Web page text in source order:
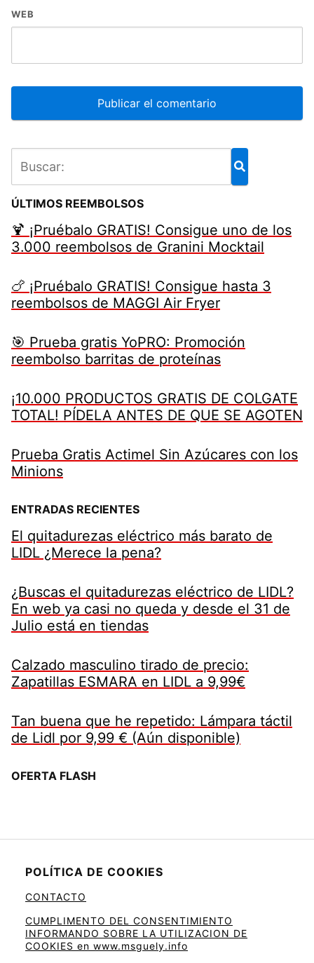
WEB
ÚLTIMOS REEMBOLSOS
🍹 ¡Pruébalo GRATIS! Consigue uno de los
3.000 reembolsos de Granini Mocktail
🍗 ¡Pruébalo GRATIS! Consigue hasta 3
reembolsos de MAGGI Air Fryer
🎯 Prueba gratis YoPRO: Promoción
reembolso barritas de proteínas
¡10.000 PRODUCTOS GRATIS DE COLGATE
TOTAL! PÍDELA ANTES DE QUE SE AGOTEN
Prueba Gratis Actimel Sin Azúcares con los
Minions
ENTRADAS RECIENTES
El quitadurezas eléctrico más barato de
LIDL ¿Merece la pena?
¿Buscas el quitadurezas eléctrico de LIDL?
En web ya casi no queda y desde el 31 de
Julio está en tiendas
Calzado masculino tirado de precio:
Zapatillas ESMARA en LIDL a 9,99€
Tan buena que he repetido: Lámpara táctil
de Lidl por 9,99 € (Aún disponible)
OFERTA FLASH
POLÍTICA DE COOKIES
CONTACTO
CUMPLIMENTO DEL CONSENTIMIENTO
INFORMANDO SOBRE LA UTILIZACION DE
COOKIES en www.msguely.info